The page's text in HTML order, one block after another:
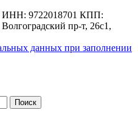
9722018701 КПП:
пр-т, 26с1,
данных при заполнении
Поиск